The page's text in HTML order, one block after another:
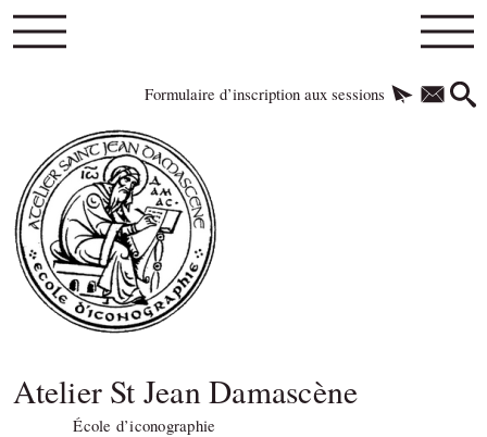
Formulaire d’inscription aux sessions
Atelier St Jean Damascène
École d’iconographie